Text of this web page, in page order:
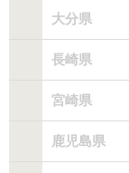
大分県
長崎県
宮崎県
鹿児島県